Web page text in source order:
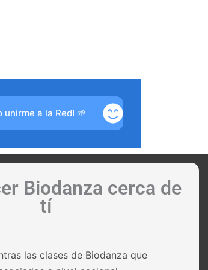
unirme a la Red! 🌱
Biodanza cerca de
tí
las clases de Biodanza que